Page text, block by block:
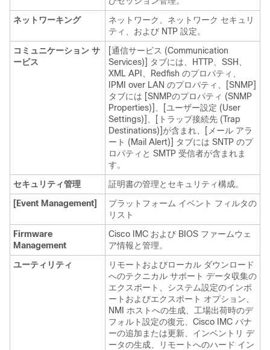
ネットワーキング
ネットワーク、ネットワーク セキュリ
ティ、および NTP 設定。
コミュニケーション サ
ービス
[通信サービス (Communication
Services)] タブには、HTTP、SSH、
XML API、Redfish のプロパティ、
IPMI over LAN のプロパティ、[SNMP]
タブには [SNMPのプロパティ (SNMP
Properties)]、[ユーザー設定 (User
Settings)]、[トラップ接続先 (Trap
Destinations)]が含まれ、[メール アラ
ート (Mail Alert)] タブには SNTP のプ
ロパティと SMTP 受信者が含まれま
す。
セキュリティ管理
証明書の管理とセキュリティ構成。
[Event Management]
プラットフォーム イベント フィルタの
リスト
Firmware
Management
Cisco IMC および BIOS ファームウェ
ア情報と管理。
ユーティリティ
リモートおよびローカル ダウンロード
へのテクニカル サポート データ収集の
エクスポート、システム設定のインポ
ートおよびエクスポート オプション、
NMI ホストへの生成、工場出荷時のデ
フォルト設定の復元、Cisco IMC バナ
ーの追加または更新、インベントリ デ
ータの生成、リモートへのハード イン